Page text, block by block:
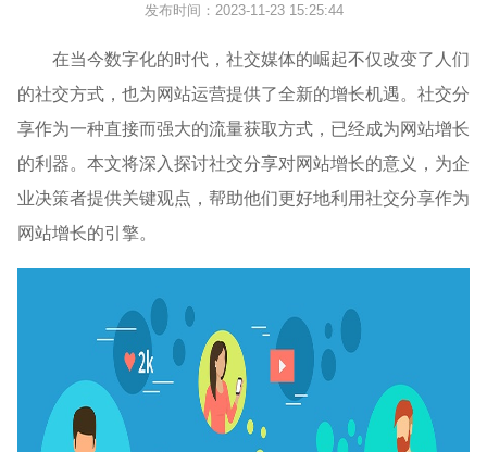
发布时间：2023-11-23 15:25:44
在当今数字化的时代，社交媒体的崛起不仅改变了人们
的社交方式，也为网站运营提供了全新的增长机遇。社交分
享作为一种直接而强大的流量获取方式，已经成为网站增长
的利器。本文将深入探讨社交分享对网站增长的意义，为企
业决策者提供关键观点，帮助他们更好地利用社交分享作为
网站增长的引擎。